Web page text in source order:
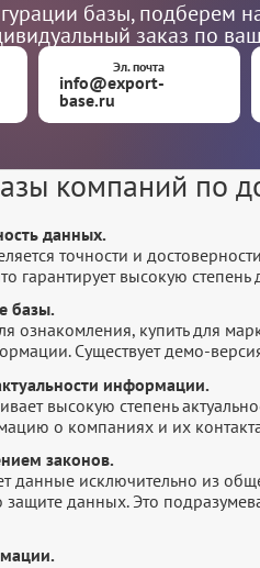
базы, подберем
заказ по
Эл. почта
info@export-
base.ru
компаний по
данных.
точности и
гарантирует высокую
базы.
ознакомления, купить для
Существует демо-
информации.
высокую степень
о компаниях и их
законов.
данные исключительно из
данных. Это